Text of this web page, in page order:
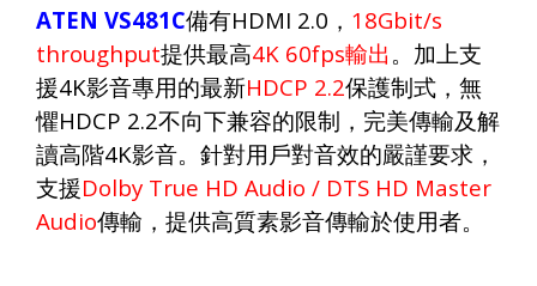
ATEN VS481C備有HDMI 2.0 ， 18Gbit/s
throughput提供最高4K 60fps輸出 。加上支
援4K影音專用的最新HDCP 2.2保護制式，無
懼HDCP 2.2不向下兼容的限制，完美傳輸及解
讀高階4K影音。針對用戶對音效的嚴謹要求，
支援Dolby True HD Audio / DTS HD Master
Audio傳輸，提供高質素影音傳輸於使用者。